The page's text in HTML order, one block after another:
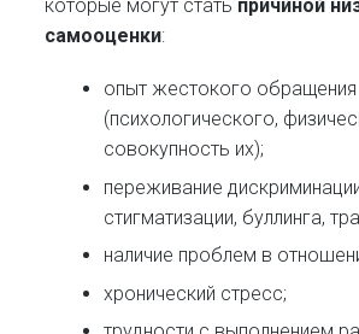
которые могут стать причиной
самооценки:
опыт жестокого обращения
(психологического,
совокупность их);
переживание
стигматизации, буллинга,
наличие проблем в
хронический стресс;